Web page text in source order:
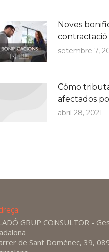
Noves
contractació
setembre 7,
Cómo
afectados
abril 28, 2021
GRUP CONSULTOR -
de Sant Domènec, 39,